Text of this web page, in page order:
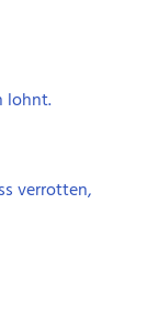
lohnt.
verrotten,